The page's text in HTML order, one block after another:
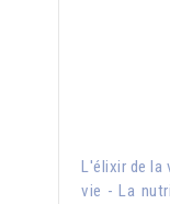
L'élixir de la
vie - La